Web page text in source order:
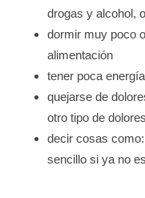
drogas y alcohol,
dormir muy poco
alimentación
tener poca
quejarse de
otro tipo de dolores
decir cosas
sencillo si ya no